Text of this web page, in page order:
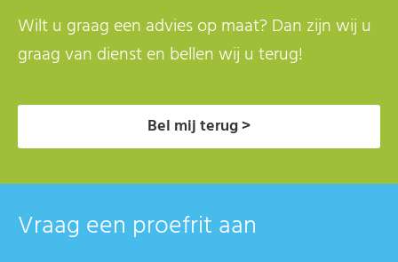
Wilt u graag een advies op maat? Dan zijn wij u
graag van dienst en bellen wij u terug!
Bel mij terug >
Vraag een proefrit aan